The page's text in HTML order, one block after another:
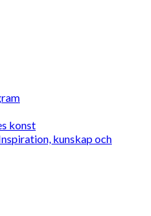
konst
kunskap och